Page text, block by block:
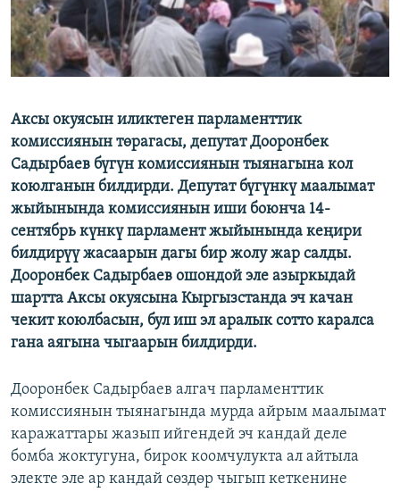
ЭЕ/АРнун бардык сайттары
Аксы окуясын иликтеген парламенттик
комиссиянын төрагасы, депутат Дооронбек
Садырбаев бүгүн комиссиянын тыянагына кол
коюлганын билдирди. Депутат бүгүнкү маалымат
жыйынында комиссиянын иши боюнча 14-
сентябрь күнкү парламент жыйынында кеңири
билдирүү жасаарын дагы бир жолу жар салды.
Дооронбек Садырбаев ошондой эле азыркыдай
шартта Аксы окуясына Кыргызстанда эч качан
чекит коюлбасын, бул иш эл аралык сотто каралса
гана аягына чыгаарын билдирди.
Дооронбек Садырбаев алгач парламенттик
комиссиянын тыянагында мурда айрым маалымат
каражаттары жазып ийгендей эч кандай деле
бомба жоктугуна, бирок коомчулукта ал айтыла
электе эле ар кандай сөздөр чыгып кеткенине